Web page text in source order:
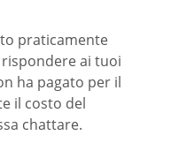
praticamente
ai tuoi
ha pagato per il
il costo del
chattare.